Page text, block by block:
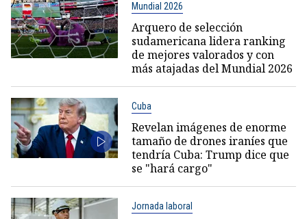
Mundial 2026
Arquero de selección
sudamericana lidera ranking
de mejores valorados y con
más atajadas del Mundial 2026
Cuba
Revelan imágenes de enorme
tamaño de drones iraníes que
tendría Cuba: Trump dice que
se "hará cargo"
Jornada laboral